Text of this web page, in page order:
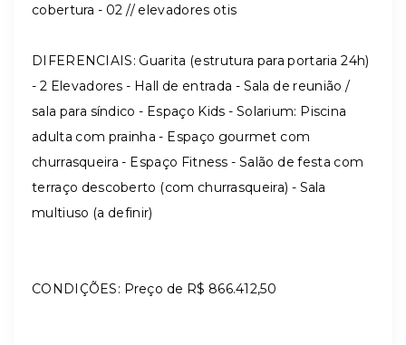
cobertura - 02 // elevadores otis
DIFERENCIAIS: Guarita (estrutura para portaria 24h)
- 2 Elevadores - Hall de entrada - Sala de reunião /
sala para síndico - Espaço Kids - Solarium: Piscina
adulta com prainha - Espaço gourmet com
churrasqueira - Espaço Fitness - Salão de festa com
terraço descoberto (com churrasqueira) - Sala
multiuso (a definir)
CONDIÇÕES: Preço de R$ 866.412,50